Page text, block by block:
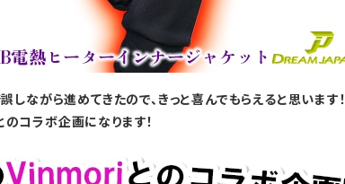
ながら進めてきたので、きっと喜んでもらえると思います！
コラボ企画になります！